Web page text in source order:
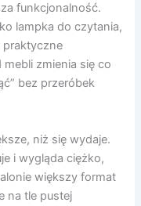
funkcjonalność.
lampka do czytania,
praktyczne
mebli zmienia się co
bez przeróbek
niż się wydaje.
i wygląda ciężko,
większy format
na tle pustej